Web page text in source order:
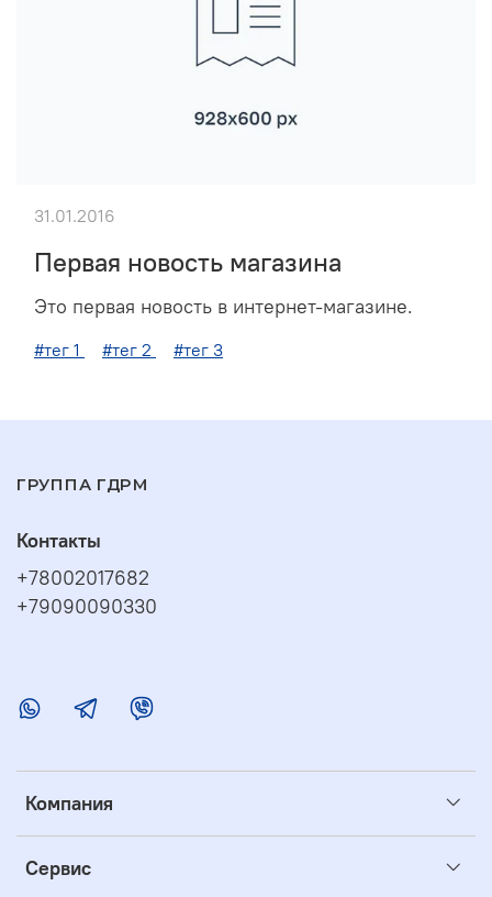
Первая новость магазина
Это первая новость в интернет-магазине.
31.01.2016
#тег 1 #тег 2 #тег 3
ГРУППА ГДРМ
Компания
Сервис
Контакты
+78002017682
+79090090330